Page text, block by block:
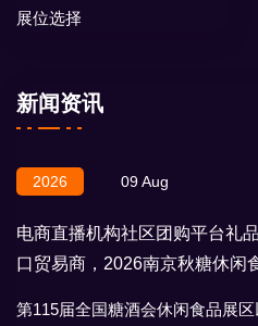
展位选择
新闻资讯
2026 09 Aug
电商直播机构社区团购平台礼
口贸易商，2026南京秋糖休闲
第115届全国糖酒会休闲食品展